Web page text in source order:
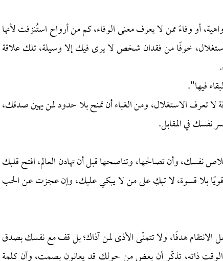
أو وفاءً ممن لا يعرف معنى الوفاء، كم من أرواح استُنزفت لأنها
خوفًا من فقدان شخص لا يرى فيك إلا وسيلة، تلك علاقة
فيها".
لا تعرف الاستغلال، ومن الغباء أن تمنح بلا حدود لمن يهين صدقك،
في المقابل.
وأن تصالحها، وتناصحها قبل أن تهادن العالم، افتح قلبك
بلا قسوة، لا تبكِ على من لا يبكي عليك، وإن عجزت عن الحب
هدفًا، ولا تتمنّى الأذى لمن آذاك؛ بل قف مع نفسك بصدق
ذاته، تذكّر أن بعض من حولك قد يعانون بصمت، وأن كلمة